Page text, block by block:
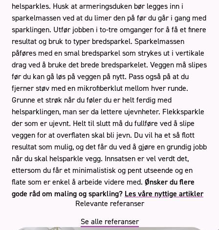
helsparkles. Husk at armeringsduken bør legges inn i
sparkelmassen ved at du limer den på før du går i gang med
sparklingen. Utfør jobben i to-tre omganger for å få et finere
resultat og bruk to typer bredsparkel. Sparkelmassen
påføres med en smal bredsparkel som strykes ut i vertikale
drag ved å bruke det brede bredsparkelet. Veggen må slipes
før du kan gå løs på veggen på nytt. Pass også på at du
fjerner støv med en mikrofiberklut mellom hver runde.
Grunne et strøk når du føler du er helt ferdig med
helsparklingen, man ser da lettere ujevnheter. Flekksparkle
der som er ujevnt. Helt til slutt må du fullføre ved å slipe
veggen for at overflaten skal bli jevn. Du vil ha et så flott
resultat som mulig, og det får du ved å gjøre en grundig jobb
når du skal helsparkle vegg. Innsatsen er vel verdt det,
ettersom du får et minimalistisk og pent utseende og en
flate som er enkel å arbeide videre med. Ønsker du flere
gode råd om maling og sparkling? Les våre nyttige artikler
Relevante referanser
Se alle referanser